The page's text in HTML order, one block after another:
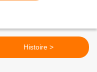
Histoire >